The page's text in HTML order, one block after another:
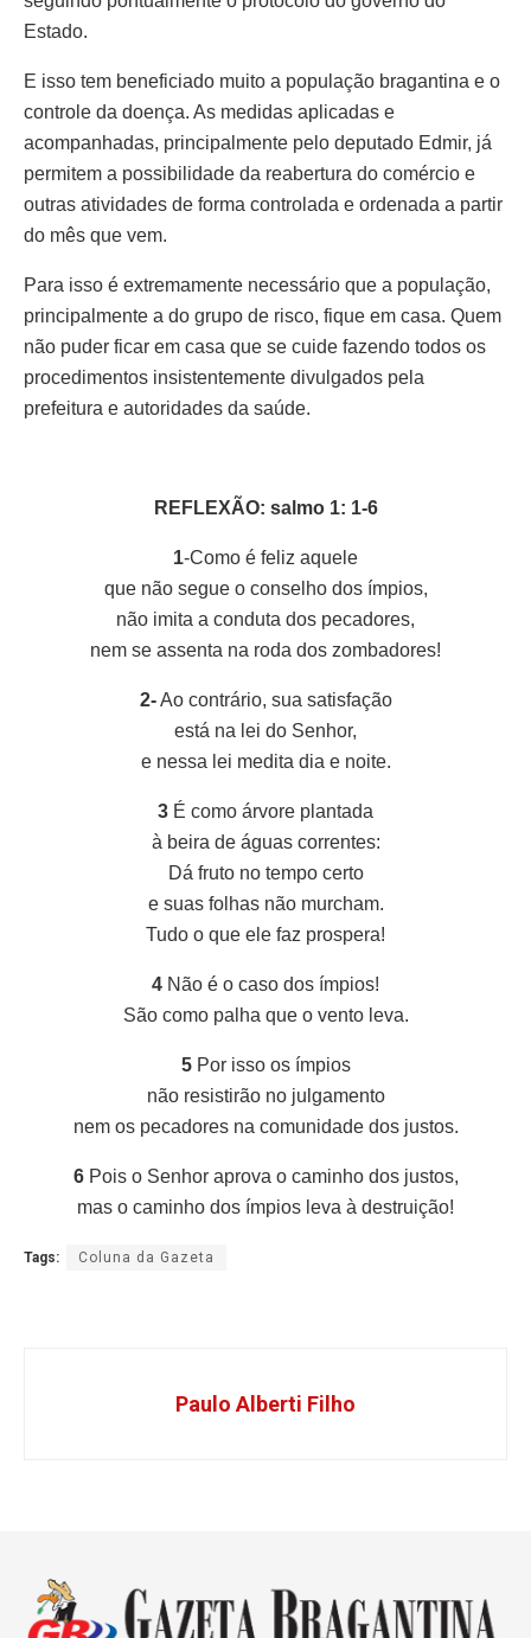
Estado.
E isso tem beneficiado muito a população bragantina e o
controle da doença. As medidas aplicadas e
acompanhadas, principalmente pelo deputado Edmir, já
permitem a possibilidade da reabertura do comércio e
outras atividades de forma controlada e ordenada a partir
do mês que vem.
Para isso é extremamente necessário que a população,
principalmente a do grupo de risco, fique em casa. Quem
não puder ficar em casa que se cuide fazendo todos os
procedimentos insistentemente divulgados pela
prefeitura e autoridades da saúde.
REFLEXÃO: salmo 1: 1-6
1-Como é feliz aquele
que não segue o conselho dos ímpios,
não imita a conduta dos pecadores,
nem se assenta na roda dos zombadores!
2-Ao contrário, sua satisfação
está na lei do Senhor,
e nessa lei medita dia e noite.
3 É como árvore plantada
à beira de águas correntes:
Dá fruto no tempo certo
e suas folhas não murcham.
Tudo o que ele faz prospera!
4 Não é o caso dos ímpios!
São como palha que o vento leva.
5Por isso os ímpios
não resistirão no julgamento
nem os pecadores na comunidade dos justos.
6Pois o Senhor aprova o caminho dos justos,
mas o caminho dos ímpios leva à destruição!
Tags: Coluna da Gazeta
Paulo Alberti Filho